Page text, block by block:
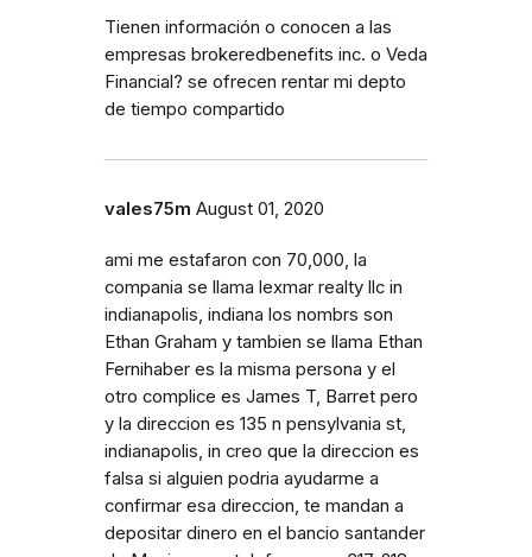
Tienen información o conocen a las
empresas brokeredbenefits inc. o Veda
Financial? se ofrecen rentar mi depto
de tiempo compartido
vales75m August 01, 2020
ami me estafaron con 70,000, la
compania se llama lexmar realty llc in
indianapolis, indiana los nombrs son
Ethan Graham y tambien se llama Ethan
Fernihaber es la misma persona y el
otro complice es James T, Barret pero
y la direccion es 135 n pensylvania st,
indianapolis, in creo que la direccion es
falsa si alguien podria ayudarme a
confirmar esa direccion, te mandan a
depositar dinero en el bancio santander